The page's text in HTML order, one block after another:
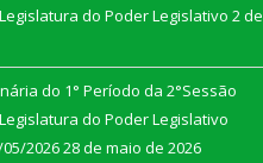
do Poder Legislativo 2 de
do 1° Período da 2°Sessão
do Poder Legislativo
202628 de maio de 2026